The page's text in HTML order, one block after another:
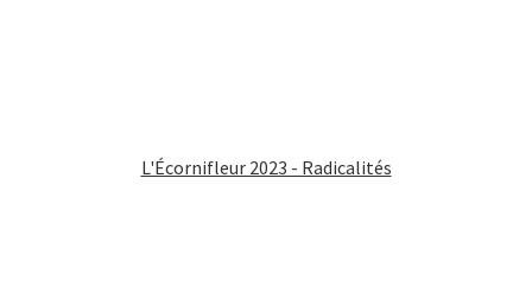
L'Écornifleur 2023 - Radicalités